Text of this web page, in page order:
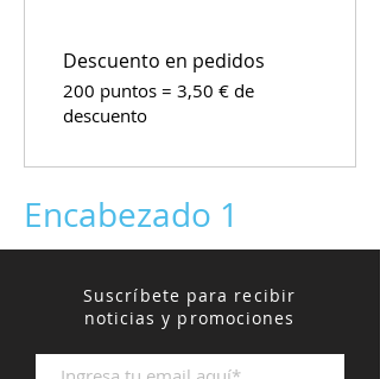
Descuento en pedidos
200 puntos = 3,50 € de
descuento
Encabezado 1
Suscríbete para recibir
noticias y promociones